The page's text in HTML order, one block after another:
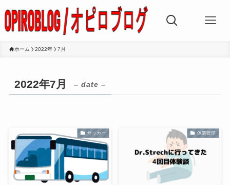
ホーム 2022年 7月
2022年7月 – date –
サッカー 体調管理